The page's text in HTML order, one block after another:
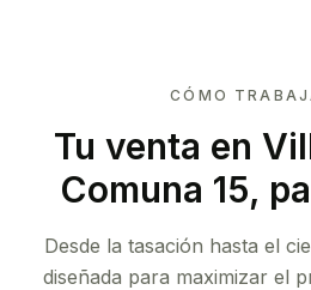
CÓMO
Tu venta en
Comuna 15,
Desde la tasación hasta el
diseñada para maximizar el